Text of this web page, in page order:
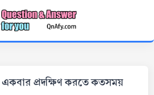
একবার প্রদক্ষিণ করতে কতসময়